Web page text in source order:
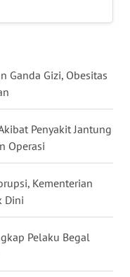
Ganda Gizi, Obesitas
Penyakit Jantung
Operasi
Kementerian
Dini
Pelaku Begal